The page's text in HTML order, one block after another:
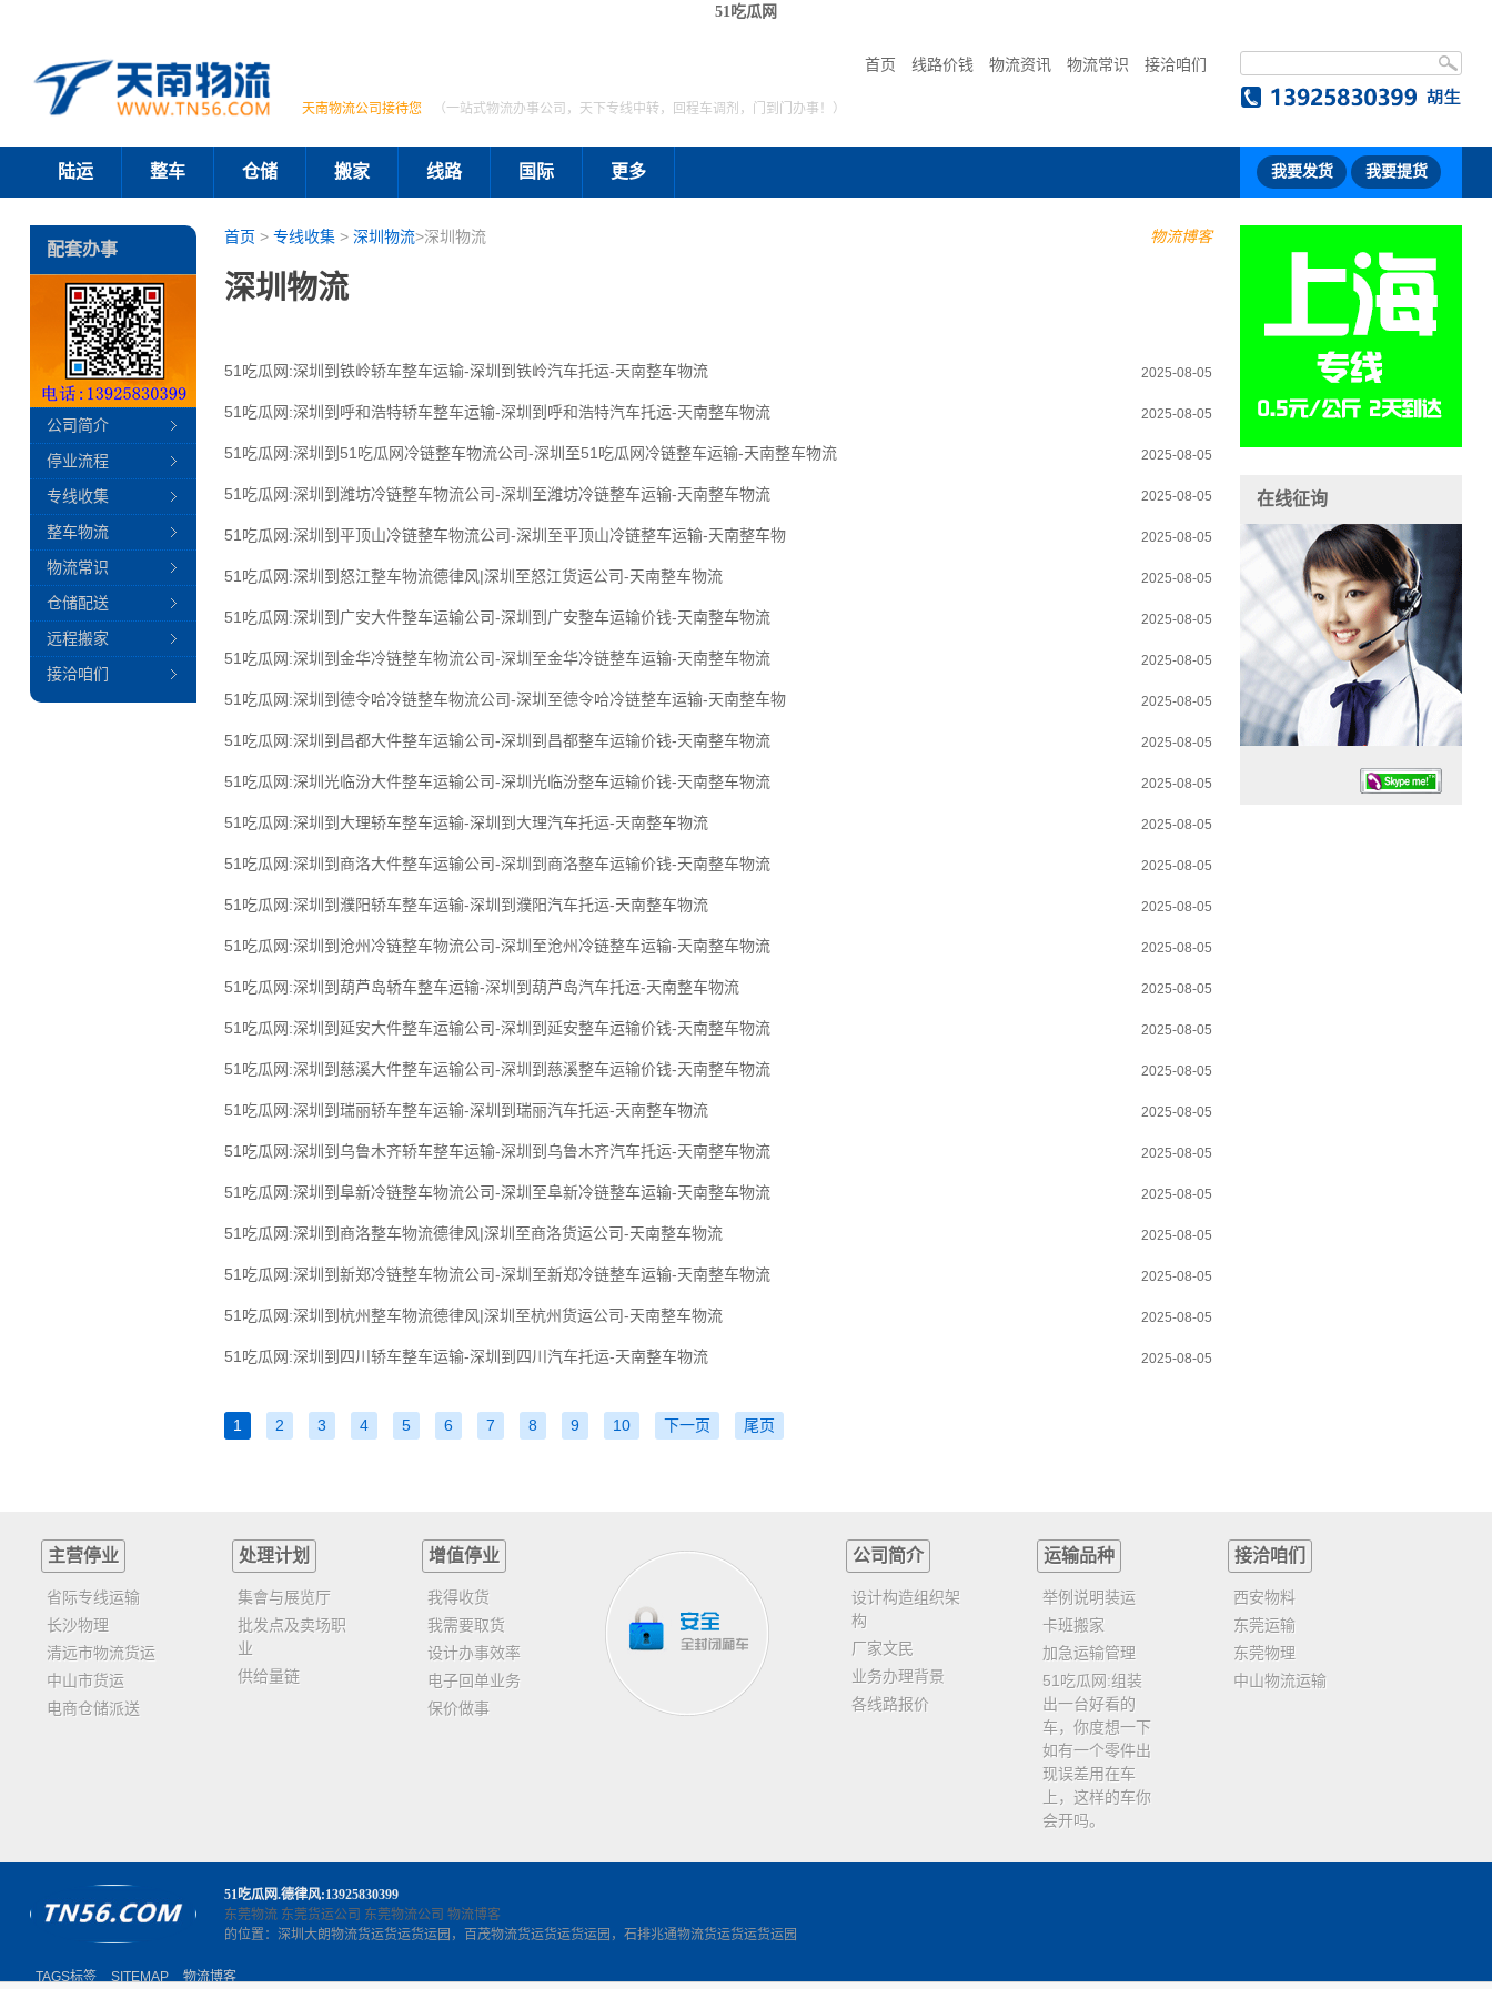
51吃瓜网
首页 线路价钱 物流资讯 物流常识 接洽咱们
天南物流公司接待您 （一站式物流办事公司，天下专线中转，回程车调剂，门到门办事！）
陆运 整车 仓储 搬家 线路 国际 更多 我要发货 我要提货
物流博客
首页 > 专线收集> 深圳物流>深圳物流
深圳物流
2025-08-05
51吃瓜网:深圳到铁岭轿车整车运输-深圳到铁岭汽车托运-天南整车物流
2025-08-05
51吃瓜网:深圳到呼和浩特轿车整车运输-深圳到呼和浩特汽车托运-天南整车物流
2025-08-05
51吃瓜网:深圳到51吃瓜网冷链整车物流公司-深圳至51吃瓜网冷链整车运输-天南整车物流
2025-08-05
51吃瓜网:深圳到潍坊冷链整车物流公司-深圳至潍坊冷链整车运输-天南整车物流
2025-08-05
51吃瓜网:深圳到平顶山冷链整车物流公司-深圳至平顶山冷链整车运输-天南整车物
2025-08-05
51吃瓜网:深圳到怒江整车物流德律风|深圳至怒江货运公司-天南整车物流
2025-08-05
51吃瓜网:深圳到广安大件整车运输公司-深圳到广安整车运输价钱-天南整车物流
2025-08-05
51吃瓜网:深圳到金华冷链整车物流公司-深圳至金华冷链整车运输-天南整车物流
2025-08-05
51吃瓜网:深圳到德令哈冷链整车物流公司-深圳至德令哈冷链整车运输-天南整车物
2025-08-05
51吃瓜网:深圳到昌都大件整车运输公司-深圳到昌都整车运输价钱-天南整车物流
2025-08-05
51吃瓜网:深圳光临汾大件整车运输公司-深圳光临汾整车运输价钱-天南整车物流
2025-08-05
51吃瓜网:深圳到大理轿车整车运输-深圳到大理汽车托运-天南整车物流
2025-08-05
51吃瓜网:深圳到商洛大件整车运输公司-深圳到商洛整车运输价钱-天南整车物流
2025-08-05
51吃瓜网:深圳到濮阳轿车整车运输-深圳到濮阳汽车托运-天南整车物流
2025-08-05
51吃瓜网:深圳到沧州冷链整车物流公司-深圳至沧州冷链整车运输-天南整车物流
2025-08-05
51吃瓜网:深圳到葫芦岛轿车整车运输-深圳到葫芦岛汽车托运-天南整车物流
2025-08-05
51吃瓜网:深圳到延安大件整车运输公司-深圳到延安整车运输价钱-天南整车物流
2025-08-05
51吃瓜网:深圳到慈溪大件整车运输公司-深圳到慈溪整车运输价钱-天南整车物流
2025-08-05
51吃瓜网:深圳到瑞丽轿车整车运输-深圳到瑞丽汽车托运-天南整车物流
2025-08-05
51吃瓜网:深圳到乌鲁木齐轿车整车运输-深圳到乌鲁木齐汽车托运-天南整车物流
2025-08-05
51吃瓜网:深圳到阜新冷链整车物流公司-深圳至阜新冷链整车运输-天南整车物流
2025-08-05
51吃瓜网:深圳到商洛整车物流德律风|深圳至商洛货运公司-天南整车物流
2025-08-05
51吃瓜网:深圳到新郑冷链整车物流公司-深圳至新郑冷链整车运输-天南整车物流
2025-08-05
51吃瓜网:深圳到杭州整车物流德律风|深圳至杭州货运公司-天南整车物流
2025-08-05
51吃瓜网:深圳到四川轿车整车运输-深圳到四川汽车托运-天南整车物流
1 2 3 4 5 6 7 8 9 10 下一页 尾页
配套办事
公司简介
停业流程
专线收集
整车物流
物流常识
仓储配送
远程搬家
接洽咱们
在线征询
主营停业
省际专线运输
长沙物理
清远市物流货运
中山市货运
电商仓储派送
处理计划
集會与展览厅
批发点及卖场职
业
供给量链
增值停业
我得收货
我需要取货
设计办事效率
电子回单业务
保价做事
公司简介
设计构造组织架
构
厂家文民
业务办理背景
各线路报价
运输品种
举例说明装运
卡班搬家
加急运输管理
51吃瓜网:组装
出一台好看的
车，你度想一下
如有一个零件出
现误差用在车
上，这样的车你
会开吗。
接洽咱们
西安物料
东莞运输
东莞物理
中山物流运输
51吃瓜网.德律风:13925830399
东莞物流 东莞货运公司 东莞物流公司 物流博客
的位置：深圳大朗物流货运货运货运园，百茂物流货运货运货运园，石排兆通物流货运货运货运园
TAGS标签 SITEMAP 物流博客